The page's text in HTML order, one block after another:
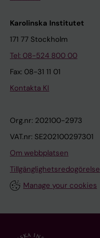
Karolinska Institutet
171 77 Stockholm
Tel: 08-524 800 00
Fax: 08-31 11 01
Kontakta KI
Org.nr: 202100-2973
VAT.nr: SE202100297301
Om webbplatsen
Tillgänglighetsredogörelse
Manage your cookies